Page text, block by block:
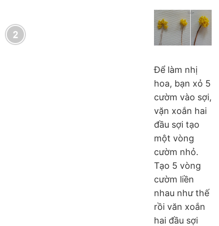
Để làm nhị
hoa, bạn xỏ 5
cườm vào sợi,
vặn xoắn hai
đầu sợi tạo
một vòng
cườm nhỏ.
Tạo 5 vòng
cườm liền
nhau như thế
rồi văn xoắn
hai đầu sợi